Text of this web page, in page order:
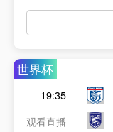
世界杯
19:35
观看直播